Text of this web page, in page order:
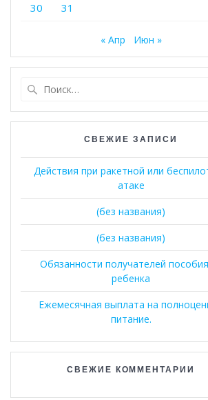
30
31
« Апр Июн »
СВЕЖИЕ ЗАПИСИ
Действия при ракетной или
атаке
(без названия)
(без названия)
Обязанности получателей
ребенка
Ежемесячная выплата на
питание.
СВЕЖИЕ КОММЕНТАРИИ